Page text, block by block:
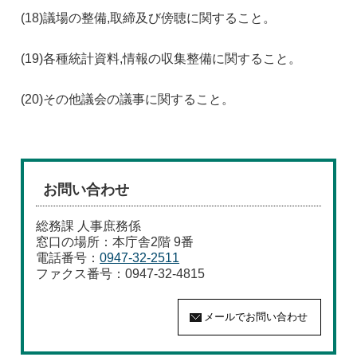
(18)議場の整備,取締及び傍聴に関すること。
(19)各種統計資料,情報の収集整備に関すること。
(20)その他議会の議事に関すること。
お問い合わせ
総務課 人事庶務係
窓口の場所：本庁舎2階 9番
電話番号：0947-32-2511
ファクス番号：0947-32-4815